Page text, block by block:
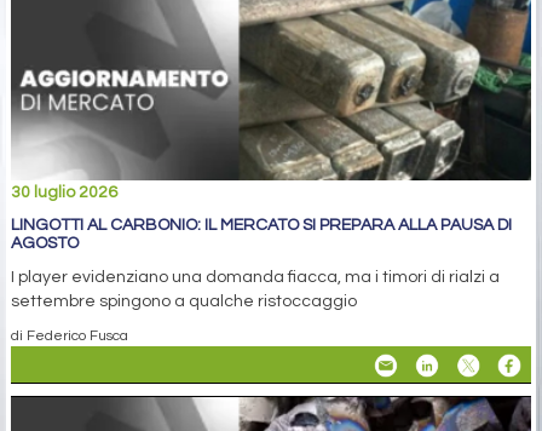
30 luglio 2026
LINGOTTI AL CARBONIO: IL MERCATO SI PREPARA ALLA PAUSA DI
AGOSTO
I player evidenziano una domanda fiacca, ma i timori di rialzi a
settembre spingono a qualche ristoccaggio
di Federico Fusca